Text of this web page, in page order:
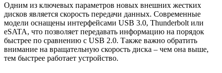
Одним из ключевых параметров новых внешних жестких
дисков является скорость передачи данных. Современные
модели оснащены интерфейсами USB 3.0, Thunderbolt или
eSATA, что позволяет передавать информацию на порядок
быстрее по сравнению с USB 2.0. Также важно обратить
внимание на вращательную скорость диска – чем она выше,
тем быстрее работает устройство.